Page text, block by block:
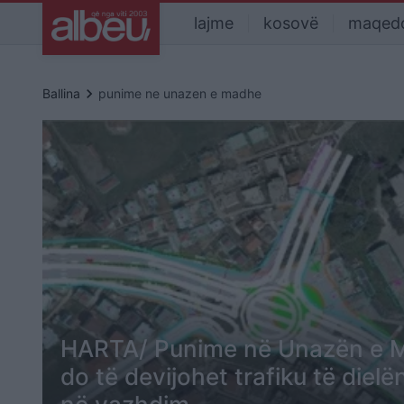
lajme kosovë
Ballina keyboard_arrow_right punime ne unazen e madhe
HARTA/ Punime në Unazën e
do të devijohet trafiku të